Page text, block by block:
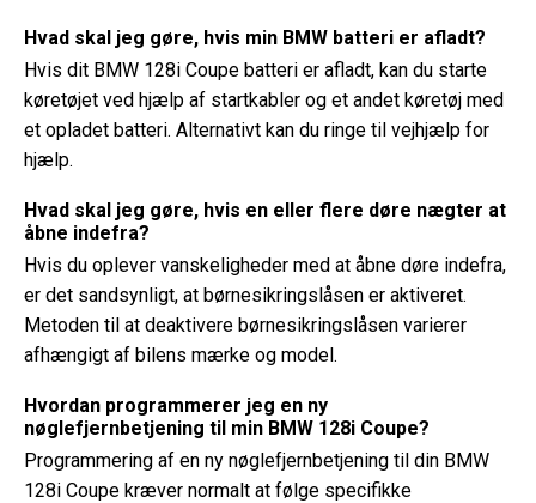
Hvad skal jeg gøre, hvis min BMW batteri er afladt?
Hvis dit BMW 128i Coupe batteri er afladt, kan du starte
køretøjet ved hjælp af startkabler og et andet køretøj med
et opladet batteri. Alternativt kan du ringe til vejhjælp for
hjælp.
Hvad skal jeg gøre, hvis en eller flere døre nægter at
åbne indefra?
Hvis du oplever vanskeligheder med at åbne døre indefra,
er det sandsynligt, at børnesikringslåsen er aktiveret.
Metoden til at deaktivere børnesikringslåsen varierer
afhængigt af bilens mærke og model.
Hvordan programmerer jeg en ny
nøglefjernbetjening til min BMW 128i Coupe?
Programmering af en ny nøglefjernbetjening til din BMW
128i Coupe kræver normalt at følge specifikke